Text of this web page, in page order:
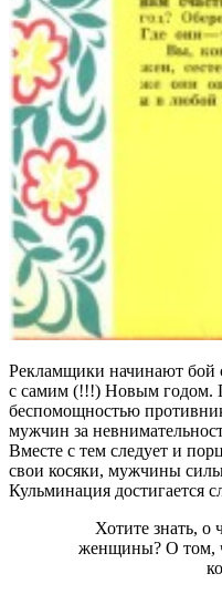
Рекламщики начинают бой
с самим (!!!) Новым годом.
беспомощностью
мужчин за
Вместе с тем следует и
свои косяки, мужчины
Кульминация достигается
Хотите знать, о
женщины? О том,